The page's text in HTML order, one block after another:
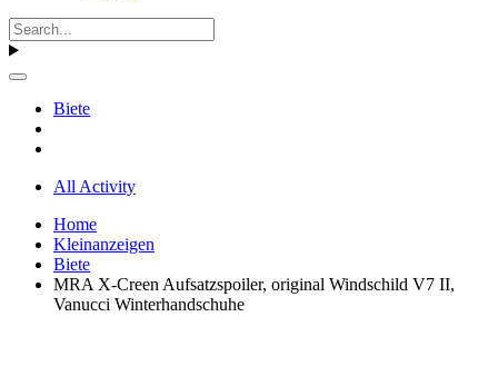
Biete
All Activity
Home
Kleinanzeigen
Biete
MRA X-Creen Aufsatzspoiler, original Windschild V7 II,
Vanucci Winterhandschuhe